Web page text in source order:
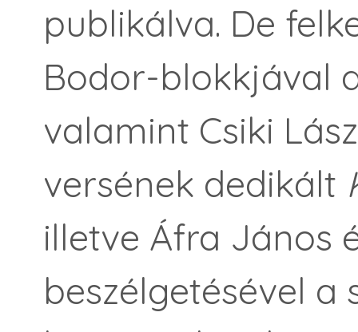
publikálva. De
Bodor-blokkjával
valamint Csiki
versének dedikált
illetve Áfra János
beszélgetésével a